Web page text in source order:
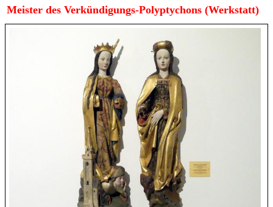
Meister des Verkündigungs-Polyptychons (Werkstatt)